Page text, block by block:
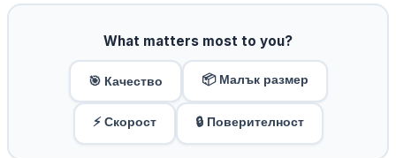
What matters most to you?
🎯 Качество 📦 Малък размер
⚡ Скорост 🔒 Поверителност